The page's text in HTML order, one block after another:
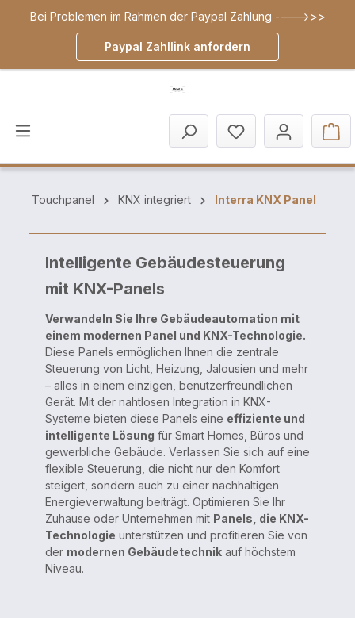
springen
Bei Problemen im Rahmen der Paypal Zahlung ---->>>
Paypal Zahllink anfordern
Touchpanel KNX integriert Interra KNX Panel
Intelligente Gebäudesteuerung
mit KNX-Panels
Verwandeln Sie Ihre Gebäudeautomation mit
einem modernen Panel und KNX-Technologie.
Diese Panels ermöglichen Ihnen die zentrale
Steuerung von Licht, Heizung, Jalousien und mehr
– alles in einem einzigen, benutzerfreundlichen
Gerät. Mit der nahtlosen Integration in KNX-
Systeme bieten diese Panels eine effiziente und
intelligente Lösung für Smart Homes, Büros und
gewerbliche Gebäude. Verlassen Sie sich auf eine
flexible Steuerung, die nicht nur den Komfort
steigert, sondern auch zu einer nachhaltigen
Energieverwaltung beiträgt. Optimieren Sie Ihr
Zuhause oder Unternehmen mit Panels, die KNX-
Technologie unterstützen und profitieren Sie von
der modernen Gebäudetechnik auf höchstem
Niveau.